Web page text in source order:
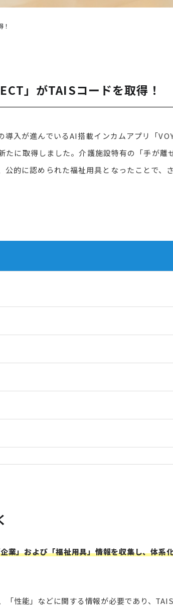
」がTAISコードを取得！
入が進んでいるAI搭載インカムアプリ「
に取得しました。介護施設特有の「手が離
的に認められた福祉用具となったことで、
業」および「福祉用具」情報を収集し、体系
性能」などに関する情報が必要であり、